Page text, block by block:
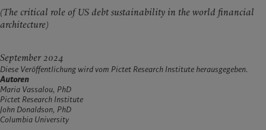
(The critical role of US debt sustainability in the world financial
architecture)
September 2024
Diese Veröffentlichung wird vom Pictet Research Institute herausgegeben.
Autoren
Maria Vassalou, PhD
Pictet Research Institute
John Donaldson, PhD
Columbia University